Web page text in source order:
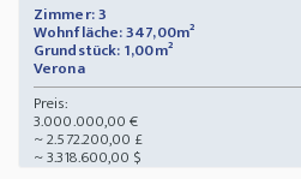
Zimmer: 3
Wohnfläche: 347,00m²
Grundstück: 1,00m²
Verona
Preis:
3.000.000,00 €
~ 2.572.200,00 £
~ 3.318.600,00 $